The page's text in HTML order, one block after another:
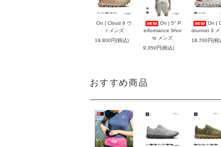
On | Cloud 6 ウ
ィメンズ
19,800円(税込)
On | 5" P
erformance Shor
ts メンズ
9,350円(税込)
On |
drunner 3 メ
18,700円(税
おすすめ商品